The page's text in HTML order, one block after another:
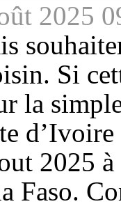
2025
Si
la
2025
Faso.